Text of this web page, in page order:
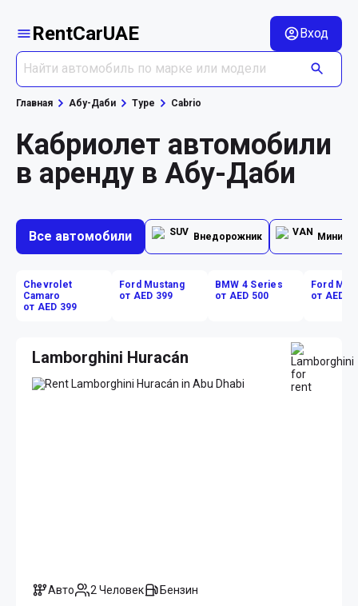
RentCarUAE Вход
Главная Абу-Даби Type Cabrio
Кабриолет автомобили
в аренду в Абу-Даби
Все автомобили Внедорожник
Chevrolet
Camaro
от AED 399
Ford Mustang
от AED 399
BMW 4 Series
от AED 500
Ford
от AED
Lamborghini Huracán
Авто 2 Человек Бензин